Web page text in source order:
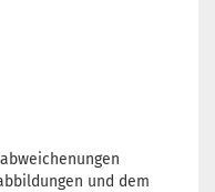
und dem